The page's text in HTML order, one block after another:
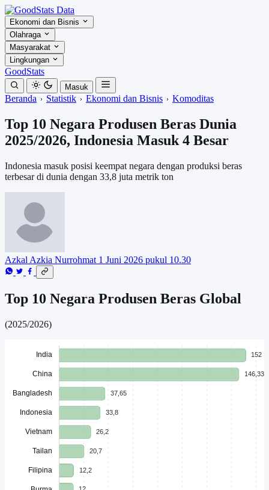
Ekonomi dan Bisnis
Olahraga
Masyarakat
Lingkungan
GoodStats
Masuk
Beranda Statistik Ekonomi dan Bisnis Komoditas
Top 10 Negara Produsen Beras Dunia
2025/2026, Indonesia Masuk 4 Besar
Indonesia masuk posisi keempat negara dengan produksi beras
terbesar di dunia dengan 33,8 juta metrik ton
Azkal Azkia Nurrohmat 1 Juni 2026 pukul 10.30
Top 10 Negara Produsen Beras Global
(2025/2026)